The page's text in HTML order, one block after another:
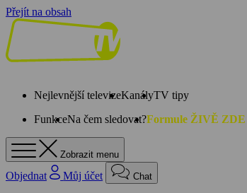
Přejít na obsah
Nejlevnější televizeKanályTV tipy
FunkceNa čem sledovat?Formule ŽIVĚ ZDE
Zobrazit menu
Objednat Můj účet Chat